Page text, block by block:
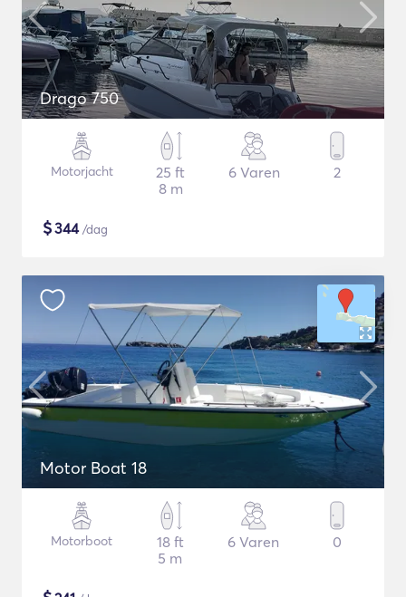
Drago 750
Motorjacht
25 ft
8 m
6 Varen 2
$344/dag
Motor Boat 18
Motorboot
18 ft
5 m
6 Varen 0